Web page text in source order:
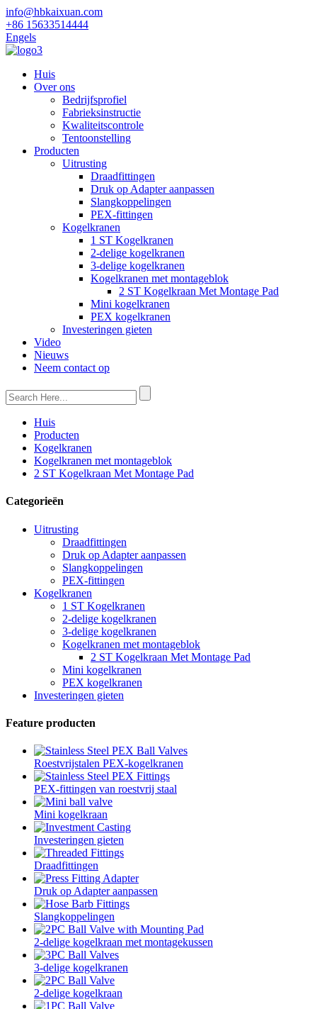
info@hbkaixuan.com
+86 15633514444
Engels
Huis
Over ons
Bedrijfsprofiel
Fabrieksinstructie
Kwaliteitscontrole
Tentoonstelling
Producten
Uitrusting
Draadfittingen
Druk op Adapter aanpassen
Slangkoppelingen
PEX-fittingen
Kogelkranen
1 ST Kogelkranen
2-delige kogelkranen
3-delige kogelkranen
Kogelkranen met montageblok
2 ST Kogelkraan Met Montage Pad
Mini kogelkranen
PEX kogelkranen
Investeringen gieten
Video
Nieuws
Neem contact op
Huis
Producten
Kogelkranen
Kogelkranen met montageblok
2 ST Kogelkraan Met Montage Pad
Categorieën
Uitrusting
Draadfittingen
Druk op Adapter aanpassen
Slangkoppelingen
PEX-fittingen
Kogelkranen
1 ST Kogelkranen
2-delige kogelkranen
3-delige kogelkranen
Kogelkranen met montageblok
2 ST Kogelkraan Met Montage Pad
Mini kogelkranen
PEX kogelkranen
Investeringen gieten
Feature producten
Roestvrijstalen PEX-kogelkranen
PEX-fittingen van roestvrij staal
Mini kogelkraan
Investeringen gieten
Draadfittingen
Druk op Adapter aanpassen
Slangkoppelingen
2-delige kogelkraan met montagekussen
3-delige kogelkranen
2-delige kogelkraan